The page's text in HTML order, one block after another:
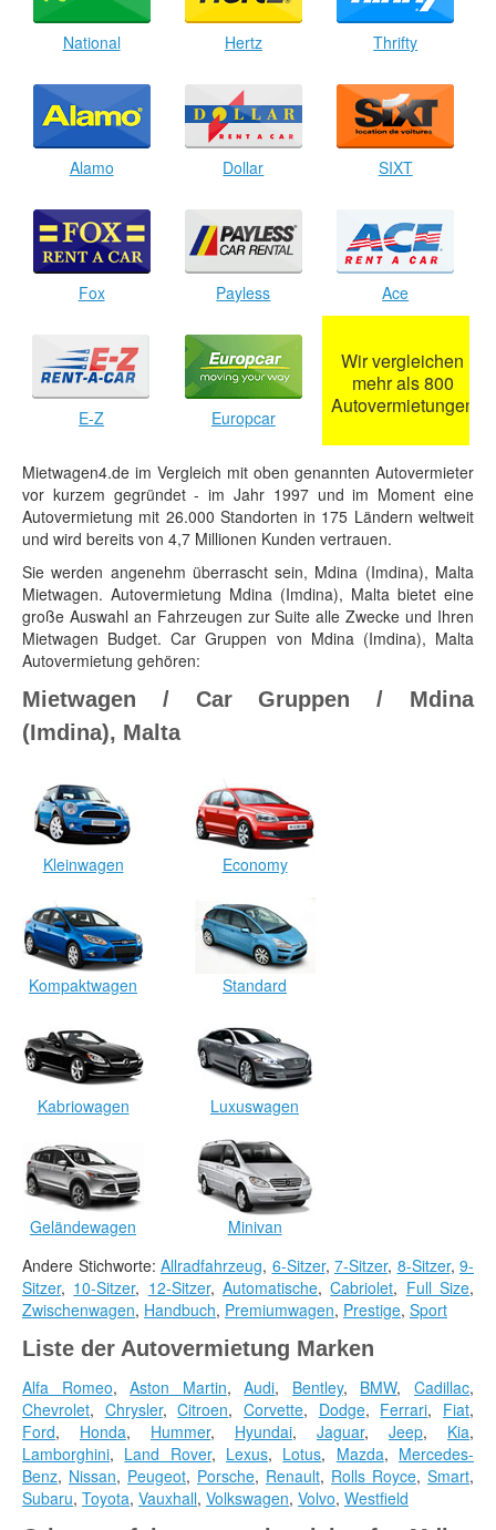
National Hertz Thrifty
Alamo Dollar SIXT
Fox Payless Ace
E-Z Europcar
Wir vergleichen
mehr als 800
Autovermietungen
Mietwagen4.de im Vergleich mit oben genannten Autovermieter
vor kurzem gegründet - im Jahr 1997 und im Moment eine
Autovermietung mit 26.000 Standorten in 175 Ländern weltweit
und wird bereits von 4,7 Millionen Kunden vertrauen.
Sie werden angenehm überrascht sein, Mdina (Imdina), Malta
Mietwagen. Autovermietung Mdina (Imdina), Malta bietet eine
große Auswahl an Fahrzeugen zur Suite alle Zwecke und Ihren
Mietwagen Budget. Car Gruppen von Mdina (Imdina), Malta
Autovermietung gehören:
Mietwagen / Car Gruppen / Mdina
(Imdina), Malta
Kleinwagen Economy
Kompaktwagen Standard
Kabriowagen Luxuswagen
Geländewagen
Minivan
Andere Stichworte: Allradfahrzeug, 6-Sitzer, 7-Sitzer, 8-Sitzer, 9-
Sitzer, 10-Sitzer, 12-Sitzer,Automatische,Cabriolet, Full Size,
Zwischenwagen, Handbuch, Premiumwagen, Prestige, Sport
Liste der Autovermietung Marken
Alfa Romeo,Aston Martin,Audi, Bentley, BMW,Cadillac,
Chevrolet, Chrysler,Citroen,Corvette, Dodge, Ferrari, Fiat,
Ford, Honda, Hummer, Hyundai, Jaguar, Jeep, Kia,
Lamborghini, Land Rover, Lexus, Lotus, Mazda, Mercedes-
Benz, Nissan, Peugeot, Porsche, Renault, Rolls Royce, Smart,
Subaru, Toyota, Vauxhall, Volkswagen, Volvo, Westfield